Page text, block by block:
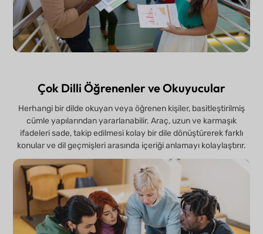
Çok Dilli Öğrenenler ve Okuyucular
Herhangi bir dilde okuyan veya öğrenen kişiler, basitleştirilmiş
cümle yapılarından yararlanabilir. Araç, uzun ve karmaşık
ifadeleri sade, takip edilmesi kolay bir dile dönüştürerek farklı
konular ve dil geçmişleri arasında içeriği anlamayı kolaylaştırır.